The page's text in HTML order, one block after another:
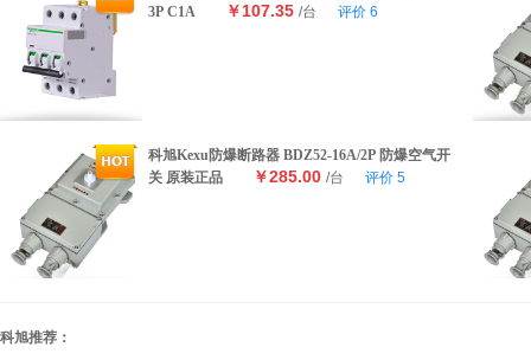
3P C1A
￥107.35 /台 评价 6
科旭Kexu防爆断路器 BDZ52-16A/2P 防爆空气开
关 原装正品
￥285.00 /台 评价 5
科旭推荐：